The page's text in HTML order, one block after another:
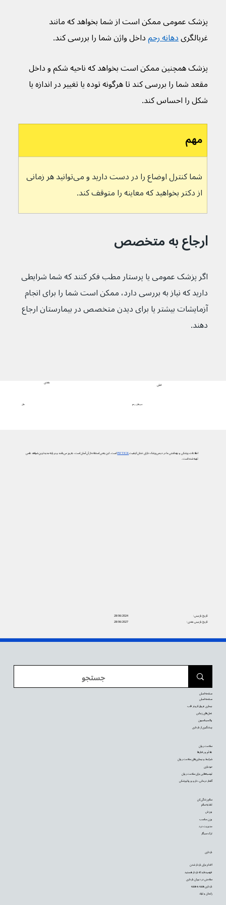
پزشک عمومی ممکن است از شما بخواهد که مانند
غربالگری دهانه رحم داخل واژن شما را بررسی کند.
پزشک همچنین ممکن است بخواهد که ناحیه شکم و داخل
مقعد شما را بررسی کند تا هرگونه توده یا تغییر در اندازه یا
شکل را احساس کند.
مهم
شما کنترل اوضاع را در دست دارید و می‌توانید هر زمانی
از دکتر بخواهید که معاینه را متوقف کند.
ارجاع به متخصص
اگر پزشک عمومی یا پرستار مطب فکر کنند که شما شرایطی
دارید که نیاز به بررسی دارد، ممکن است شما را برای انجام
آزمایشات بیشتر یا برای دیدن متخصص در بیمارستان ارجاع
دهند.
علل
بعدی
سرطان رحم
قبلی
اطلاعات پزشکی و بهداشتی ما در دیجی‌پزشک دارای نشان کیفیتPIF TICKاست. این یعنی استفاده از آن آسان است، به‌روز می‌باشد و بر پایه جدیدترین شواهد علمی
تهیه شده است.
28/06/2024
تاریخ بازبینی:
28/06/2027
تاریخ بازبینی بعدی:
بارداری
اقدام برای باردار شدن
فهمیده‌اید که باردار هستید
سلامتی در دوران بارداری
بارداری هفته به هفته
زایمان و تولد
سالم زندگی کن
تغذیه سالم
ورزش
وزن مناسب
مدیریت درد
ترک سیگار
سلامت روان
علائم و رفتارها
شرایط و بیماری‌های سلامت روان
خودیاری
توصیه‌‌هایی برای سلامت روان
گفتار درمانی، دارو و روانپزشکی
صفحه اصلی
صفحه اصلی
بیماری عروق کرونر قلب
عمل‌های زیبایی
واکسیناسیون
پیشگیری از بارداری